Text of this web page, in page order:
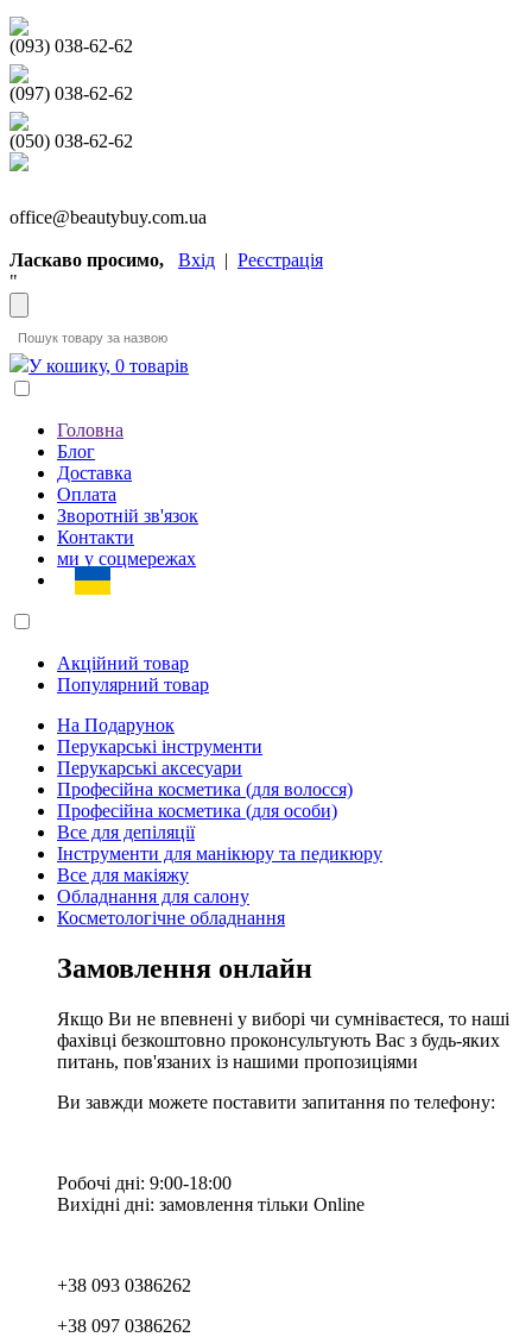
(093) 038-62-62
(097) 038-62-62
(050) 038-62-62
office@beautybuy.com.ua
Ласкаво просимо, Вхід | Реєстрація
"
У кошику, 0 товарів
Головна
Блог
Доставка
Оплата
Зворотній зв'язок
Контакти
ми у соцмережах
Акційний товар
Популярний товар
На Подарунок
Перукарські інструменти
Перукарські аксесуари
Професійна косметика (для волосся)
Професійна косметика (для особи)
Все для депіляції
Інструменти для манікюру та педикюру
Все для макіяжу
Обладнання для салону
Косметологічне обладнання
Замовлення онлайн
Якщо Ви не впевнені у виборі чи сумніваєтеся, то наші
фахівці безкоштовно проконсультують Вас з будь-яких
питань, пов'язаних із нашими пропозиціями
Ви завжди можете поставити запитання по телефону:
Робочі дні: 9:00-18:00
Вихідні дні: замовлення тільки Online
+38 093 0386262
+38 097 0386262